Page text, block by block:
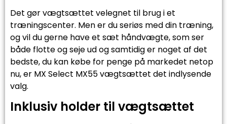
Det gør vægtsættet velegnet til brug i et
træningscenter. Men er du seriøs med din træning,
og vil du gerne have et sæt håndvægte, som ser
både flotte og seje ud og samtidig er noget af det
bedste, du kan købe for penge på markedet netop
nu, er MX Select MX55 vægtsættet det indlysende
valg.
Inklusiv holder til vægtsættet